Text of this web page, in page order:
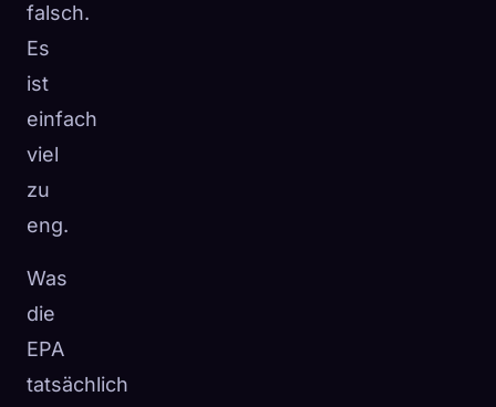
falsch.
Es
ist
einfach
viel
zu
eng.
Was
die
EPA
tatsächlich